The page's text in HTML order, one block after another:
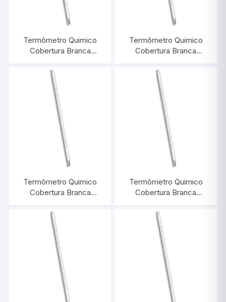
Termômetro Quimico
Cobertura Branca
INCOTERM 5042
Termômetro Quimico
Cobertura Branca
INCOTERM 5041
Termômetro Quimico
Cobertura Branca
INCOTERM 5040
Termômetro Quimico
Cobertura Branca
INCOTERM 5039